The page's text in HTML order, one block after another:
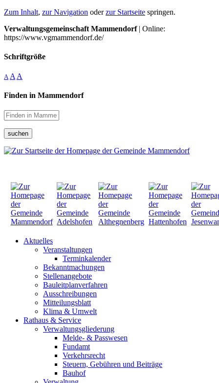
Zum Inhalt, zur Navigation oderzur Startseite springen.
Verwaltungsgemeinschaft Mammendorf| Online:
https://www.vgmammendorf.de/
Schriftgröße
A A A
Finden in Mammendorf
suchen
Aktuelles
Veranstaltungen
Terminkalender
Bekanntmachungen
Stellenangebote
Bauleitplanverfahren
Ausschreibungen
Mitteilungsblatt
Klima & Umwelt
Rathaus & Service
Verwaltungsgliederung
Melde- & Passwesen
Fundamt
Verkehrsrecht
Steuern, Gebühren und Beiträge
Bauhof